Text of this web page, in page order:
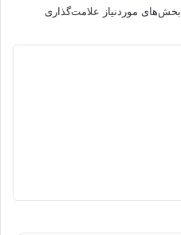
بخش‌های موردنیاز علامت‌گذاری